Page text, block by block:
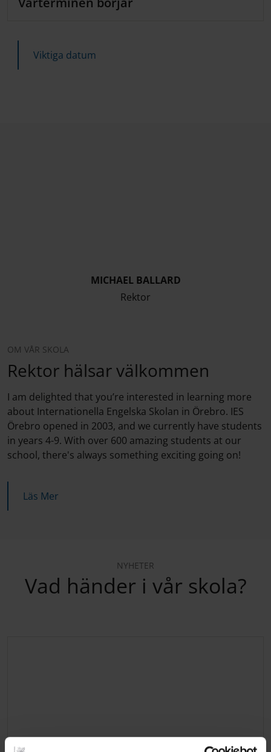
Viktiga datum
MICHAEL BALLARD
Rektor
OM VÅR SKOLA
Rektor hälsar välkommen
I am delighted that you’re interested in learning more
about Internationella Engelska Skolan in Örebro. IES
Örebro opened in 2003, and we currently have students
in years 4-9. With over 600 amazing students at our
school, there's always something exciting going on!
Läs Mer
NYHETER
Vad händer i vår skola?